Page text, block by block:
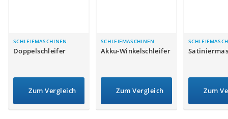
Gasdurchlauferhitzer
Service
SCHLEIFMASCHINEN
Doppelschleifer
Zum Vergleich
SCHLEIFMASCHINEN
Akku-Winkelschleifer
Zum Vergleich Zum